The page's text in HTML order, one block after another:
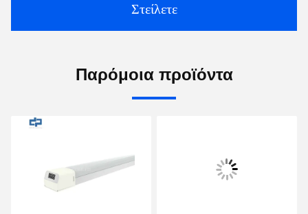
Στείλετε
Παρόμοια προϊόντα